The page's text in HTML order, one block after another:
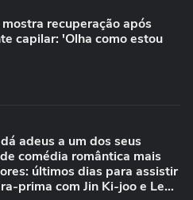
recuperação após
capilar: 'Olha como estou
adeus a um dos seus
comédia romântica mais
últimos dias para assistir
prima com Jin Ki-joo e Lee